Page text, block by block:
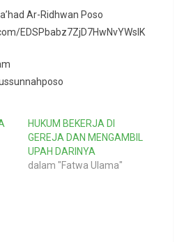
Ar-Ridhwan Poso
EDSPbabz7ZjD7HwNvYWslK
HUKUM BEKERJA DI
GEREJA DAN MENGAMBIL
UPAH DARINYA
dalam "Fatwa Ulama"